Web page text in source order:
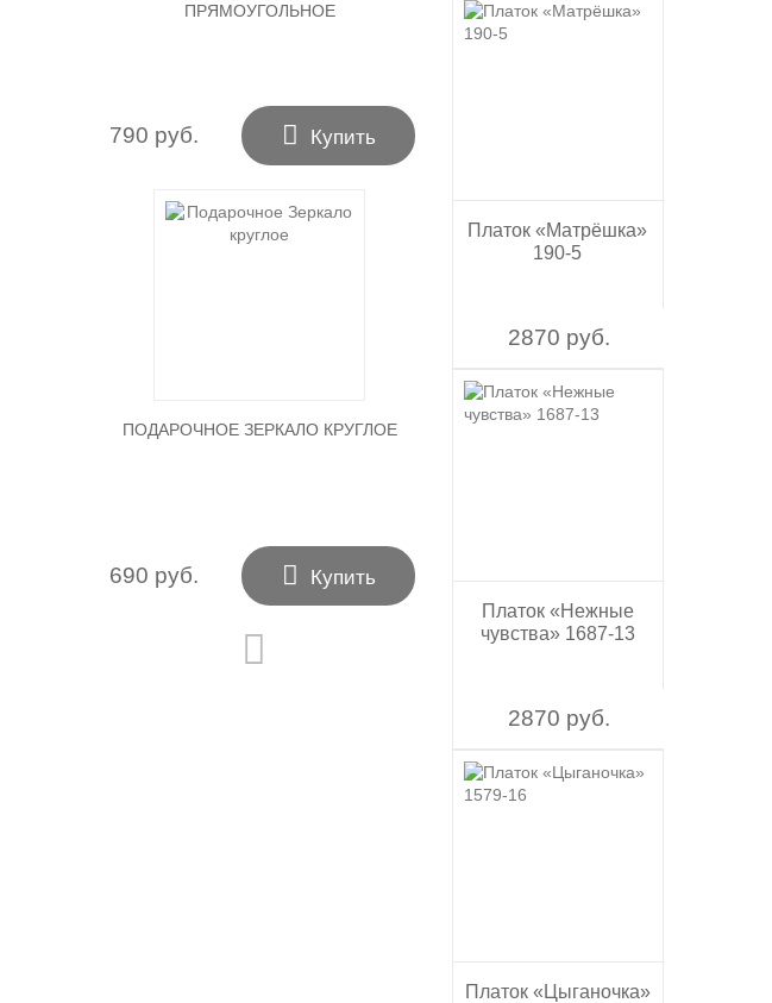
Платок «Матрёшка»
190-5
2870 руб.
Платок «Нежные
чувства» 1687-13
2870 руб.
Платок «Цыганочка»
ПРЯМОУГОЛЬНОЕ
790 руб.  Купить
ПОДАРОЧНОЕ ЗЕРКАЛО КРУГЛОЕ
690 руб.  Купить